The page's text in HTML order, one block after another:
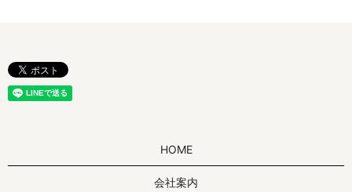
HOME
会社案内